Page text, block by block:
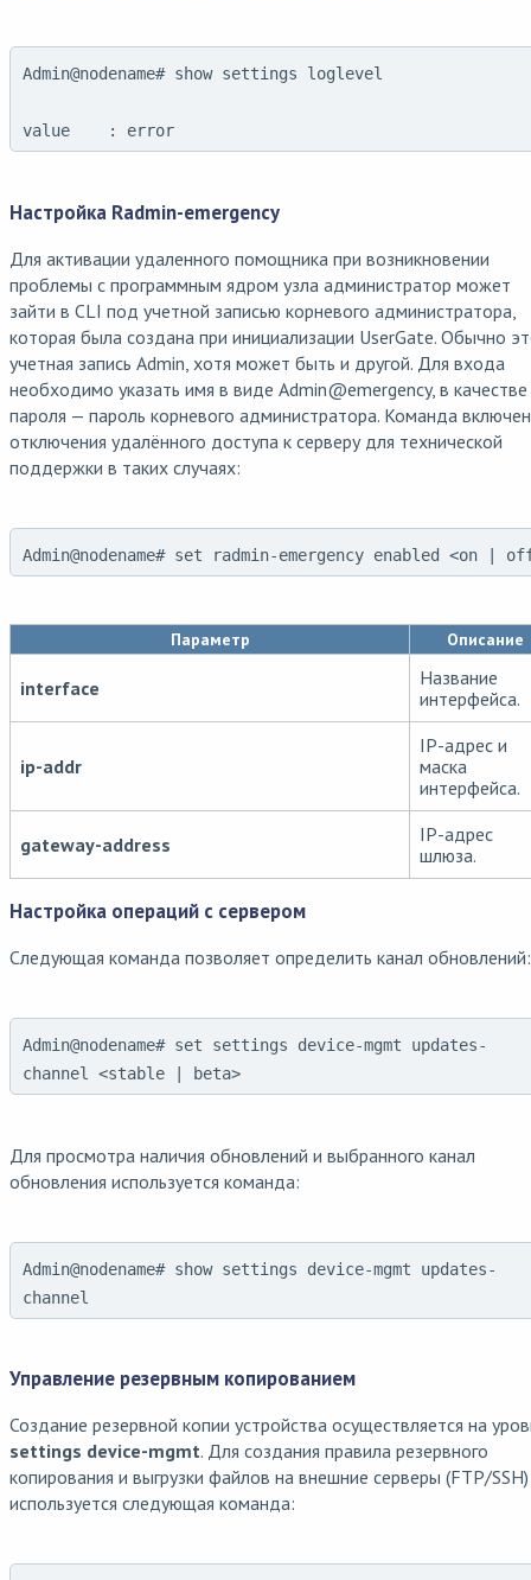
Admin@nodename# show settings loglevel
Настройка Radmin-emergency
Для активации удаленного помощника при возникновении
проблемы с программным ядром узла администратор может
зайти в CLI под учетной записью корневого администратора,
которая была создана при инициализации UserGate. Обычно
учетная запись Admin, хотя может быть и другой. Для входа
необходимо указать имя в виде Admin@emergency, в качестве
пароля — пароль корневого администратора. Команда
отключения удалённого доступа к серверу для технической
поддержки в таких случаях:
Admin@nodename# set radmin-emergency enabled <on |
Параметр Описание
interface
Название
интерфейса.
ip-addr
IP-адрес и
маска
интерфейса.
gateway-address
IP-адрес
шлюза.
Настройка операций с сервером
Следующая команда позволяет определить канал обновлений:
Admin@nodename# set settings device-mgmt updates-
channel <stable | beta>
Для просмотра наличия обновлений и выбранного канал
обновления используется команда:
Admin@nodename# show settings device-mgmt updates-
channel
Управление резервным копированием
Создание резервной копии устройства осуществляется на
settings device-mgmt. Для создания правила резервного
копирования и выгрузки файлов на внешние серверы (FTP/SSH)
используется следующая команда: